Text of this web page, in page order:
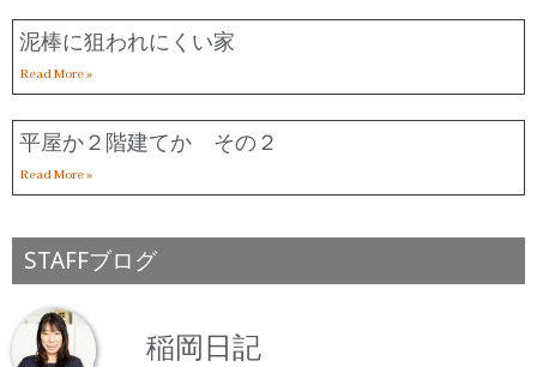
泥棒に狙われにくい家
Read More »
平屋か２階建てか その２
Read More »
STAFFブログ
稲岡日記